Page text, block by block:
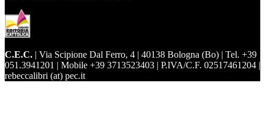
C.E.C. | Via Scipione Dal Ferro, 4 | 40138 Bologna (Bo) | Tel. +39
051.3941201 | Mobile +39 3713523403 | P.IVA/C.F. 02517461204 |
rebeccalibri (at) pec.it